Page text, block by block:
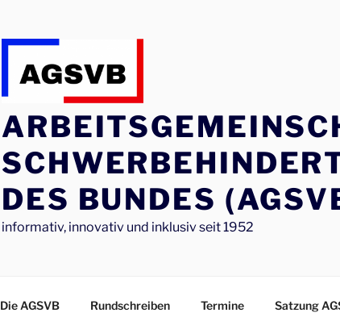
DES BUNDES
informativ, innovativ und inklusiv seit 1952
Die AGSVB Rundschreiben Termine Satzung